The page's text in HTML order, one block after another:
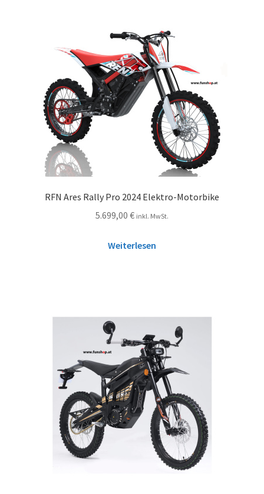
RFN Ares Rally Pro 2024 Elektro-Motorbike
5.699,00 € inkl. MwSt.
Weiterlesen